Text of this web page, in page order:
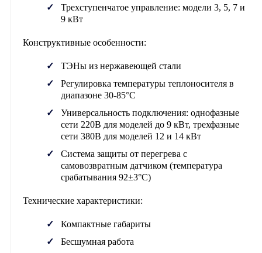
Трехступенчатое управление: модели 3, 5, 7 и
9 кВт
Конструктивные особенности:
ТЭНы из нержавеющей стали
Регулировка температуры теплоносителя в
диапазоне 30-85°C
Универсальность подключения: однофазные
сети 220В для моделей до 9 кВт, трехфазные
сети 380В для моделей 12 и 14 кВт
Система защиты от перегрева с
самовозвратным датчиком (температура
срабатывания 92±3°C)
Технические характеристики:
Компактные габариты
Бесшумная работа